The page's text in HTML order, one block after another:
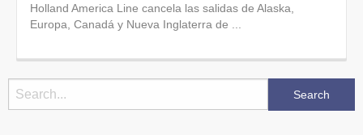
Holland America Line cancela las salidas de Alaska,
Europa, Canadá y Nueva Inglaterra de ...